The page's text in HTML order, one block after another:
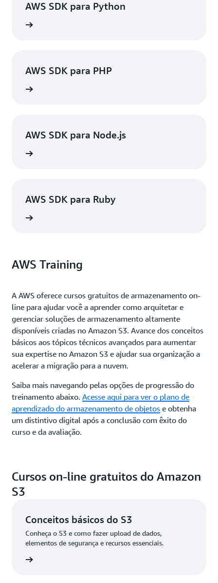
AWS SDK para Python
AWS SDK para PHP
AWS SDK para Node.js
AWS SDK para Ruby
AWS Training
A AWS oferece cursos gratuitos de armazenamento on-
line para ajudar você a aprender como arquitetar e
gerenciar soluções de armazenamento altamente
disponíveis criadas no Amazon S3. Avance dos conceitos
básicos aos tópicos técnicos avançados para aumentar
sua expertise no Amazon S3 e ajudar sua organização a
acelerar a migração para a nuvem.
Saiba mais navegando pelas opções de progressão do
treinamento abaixo. Acesse aqui para ver o plano de
aprendizado do armazenamento de objetos e obtenha
um distintivo digital após a conclusão com êxito do
curso e da avaliação.
Cursos on-line gratuitos do Amazon
S3
Conceitos básicos do S3
Conheça o S3 e como fazer upload de dados,
elementos de segurança e recursos essenciais.